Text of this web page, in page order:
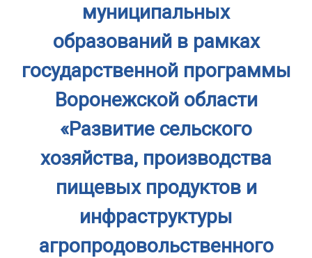
муниципальных
образований в рамках
государственной программы
Воронежской области
«Развитие сельского
хозяйства, производства
пищевых продуктов и
инфраструктуры
агропродовольственного